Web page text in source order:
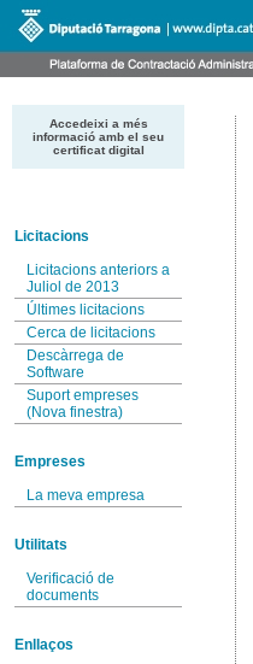
Accedeixi a més
informació amb el seu
certificat digital
Licitacions
Licitacions anteriors a
Juliol de 2013
Últimes licitacions
Cerca de licitacions
Descàrrega de
Software
Suport empreses
(Nova finestra)
Empreses
La meva empresa
Utilitats
Verificació de
documents
Enllaços